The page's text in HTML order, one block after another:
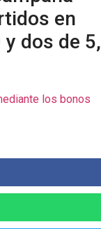
en
dos de 5,
los bonos